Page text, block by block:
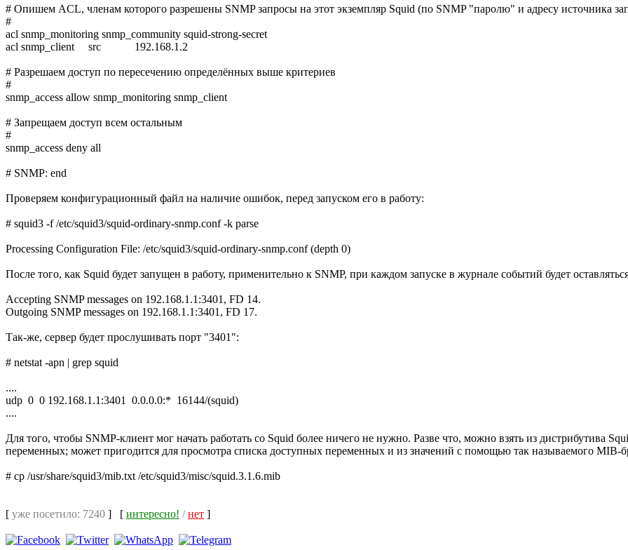
# Опишем ACL, членам которого разрешены SNMP запросы на этот экземпляр Squid (по SNMP "паролю" и адресу источника
#
acl snmp_monitoring snmp_community squid-strong-secret
acl snmp_client src 192.168.1.2
# Разрешаем доступ по пересечению определённых выше критериев
#
snmp_access allow snmp_monitoring snmp_client
# Запрещаем доступ всем остальным
#
snmp_access deny all
# SNMP: end
Проверяем конфигурационный файл на наличие ошибок, перед запуском его в работу:
# squid3 -f /etc/squid3/squid-ordinary-snmp.conf -k parse
Processing Configuration File: /etc/squid3/squid-ordinary-snmp.conf (depth 0)
После того, как Squid будет запущен в работу, применительно к SNMP, при каждом запуске в журнале событий будет
Accepting SNMP messages on 192.168.1.1:3401, FD 14.
Outgoing SNMP messages on 192.168.1.1:3401, FD 17.
Так-же, сервер будет прослушивать порт "3401":
# netstat -apn | grep squid
....
udp 0 0 192.168.1.1:3401 0.0.0.0:* 16144/(squid)
....
Для того, чтобы SNMP-клиент мог начать работать со Squid более ничего не нужно. Разве что, можно взять из
переменных; может пригодится для просмотра списка доступных переменных и из значений с помощью так называемого MIB-
# cp /usr/share/squid3/mib.txt /etc/squid3/misc/squid.3.1.6.mib
[ уже посетило: 7240 ] [ интересно! /нет ]